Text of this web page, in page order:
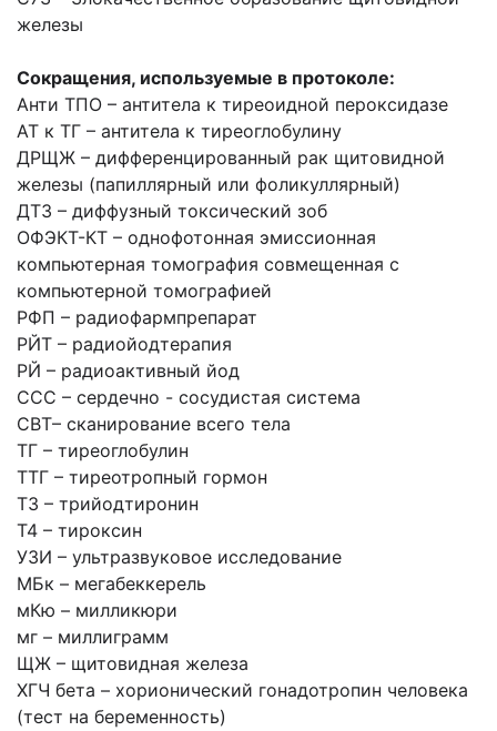
железы
Сокращения, используемые в протоколе:
Анти ТПО – антитела к тиреоидной пероксидазе
АТ к ТГ – антитела к тиреоглобулину
ДРЩЖ – дифференцированный рак щитовидной
железы (папиллярный или фоликуллярный)
ДТЗ – диффузный токсический зоб
ОФЭКТ-КТ – однофотонная эмиссионная
компьютерная томография совмещенная с
компьютерной томографией
РФП – радиофармпрепарат
РЙТ – радиойодтерапия
РЙ – радиоактивный йод
ССС – сердечно - сосудистая система
СВТ– сканирование всего тела
ТГ – тиреоглобулин
ТТГ – тиреотропный гормон
Т3 – трийодтиронин
Т4 – тироксин
УЗИ – ультразвуковое исследование
МБк – мегабеккерель
мКю – милликюри
мг – миллиграмм
ЩЖ – щитовидная железа
ХГЧ бета – хорионический гонадотропин человека
(тест на беременность)